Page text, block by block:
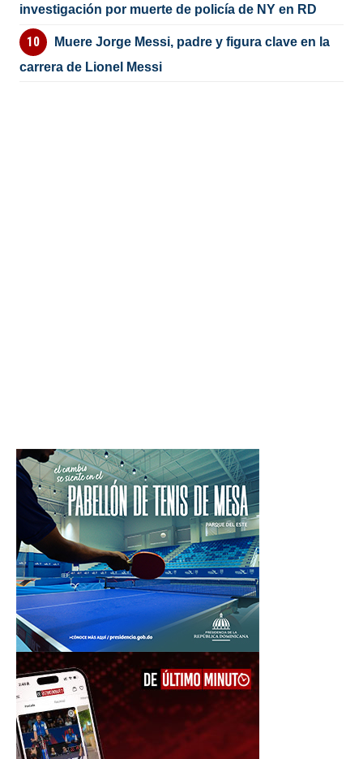
investigación por muerte de policía de NY en RD
Muere Jorge Messi, padre y figura clave en la
carrera de Lionel Messi